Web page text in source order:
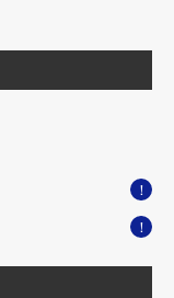
！
！